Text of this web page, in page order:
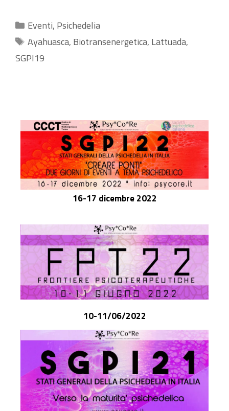
Categorie
Eventi, Psichedelia
Tag
Ayahuasca, Biotransenergetica, Lattuada,
SGPI19
16-17 dicembre 2022
10-11/06/2022